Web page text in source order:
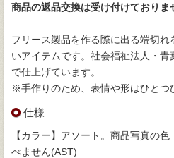
商品の返品交換は受け付けておりま
フリース製品を作る際に出る端切
いアイテムです。社会福祉法人・青
で仕上げています。
※手作りのため、表情や形はひとつ
仕様
【カラー】アソート。商品写真の
べません(AST)